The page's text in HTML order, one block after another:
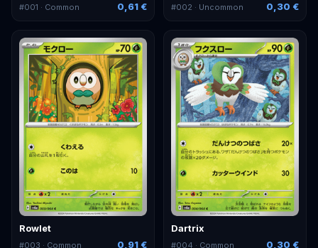
#001 · Common 0,61 € #002 · Uncommon 0,30 €
Rowlet
#003 · Common 0,91 €
Dartrix
#004 · Common 0,30 €